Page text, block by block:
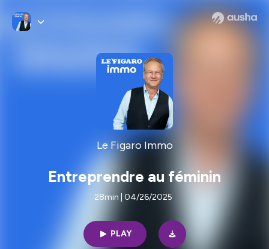
Le Figaro Immo
Entreprendre au féminin
28min | 04/26/2025
PLAY